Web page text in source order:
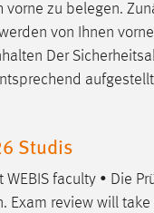
zu belegen.
von Ihnen
Der
Studis
faculty • Die
Exam review will take
an